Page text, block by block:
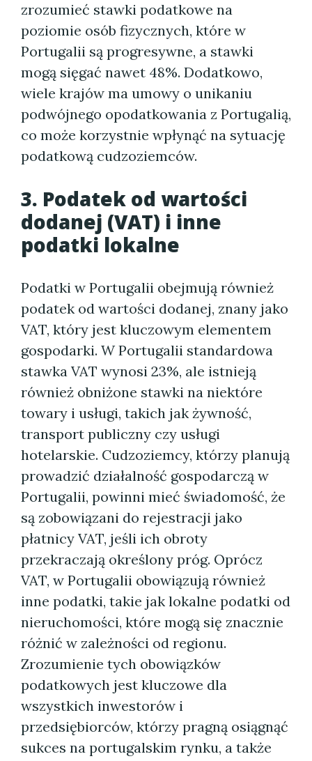
zrozumieć stawki podatkowe na
poziomie osób fizycznych, które w
Portugalii są progresywne, a stawki
mogą sięgać nawet 48%. Dodatkowo,
wiele krajów ma umowy o unikaniu
podwójnego opodatkowania z Portugalią,
co może korzystnie wpłynąć na sytuację
podatkową cudzoziemców.
3. Podatek od wartości
dodanej (VAT) i inne
podatki lokalne
Podatki w Portugalii obejmują również
podatek od wartości dodanej, znany jako
VAT, który jest kluczowym elementem
gospodarki. W Portugalii standardowa
stawka VAT wynosi 23%, ale istnieją
również obniżone stawki na niektóre
towary i usługi, takich jak żywność,
transport publiczny czy usługi
hotelarskie. Cudzoziemcy, którzy planują
prowadzić działalność gospodarczą w
Portugalii, powinni mieć świadomość, że
są zobowiązani do rejestracji jako
płatnicy VAT, jeśli ich obroty
przekraczają określony próg. Oprócz
VAT, w Portugalii obowiązują również
inne podatki, takie jak lokalne podatki od
nieruchomości, które mogą się znacznie
różnić w zależności od regionu.
Zrozumienie tych obowiązków
podatkowych jest kluczowe dla
wszystkich inwestorów i
przedsiębiorców, którzy pragną osiągnąć
sukces na portugalskim rynku, a także